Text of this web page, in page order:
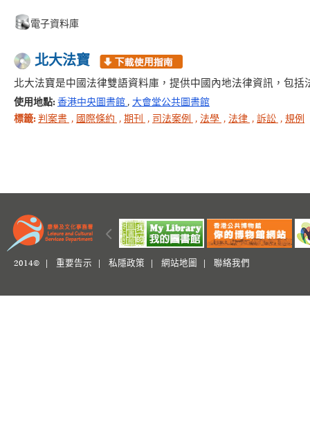
電子資料庫
北大法寶
北大法寶是中國法律雙語資料庫，提供中國內地法律資訊，包
使用地點: 香港中央圖書館 , 大會堂公共圖書館
標籤: 判案書 , 國際條約 , 期刊 , 司法案例 , 法學 , 法律 , 訴訟 , 規例
2014© | 重要告示 私隱政策 網站地圖 聯絡我們